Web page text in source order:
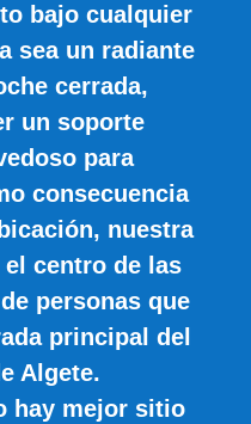
bajo cualquier
sea un radiante
cerrada,
un soporte
para
consecuencia
nuestra
el centro de las
personas que
principal del
Algete.
hay mejor sitio